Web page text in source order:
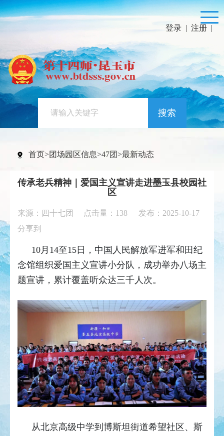
登录 | 注册 |
搜索
首页>团场园区信息>47团>最新动态
传承老兵精神｜爱国主义宣讲走进墨玉县校园社
区
来源：四十七团 点击量： 138
发布：2025-10-17
分享到
10月14至15日，中国人民解放军进军和田纪
念馆组织爱国主义宣讲小分队，成功举办八场主
题宣讲，累计覆盖听众达三千人次。
从北京高级中学到博斯坦街道希望社区、斯